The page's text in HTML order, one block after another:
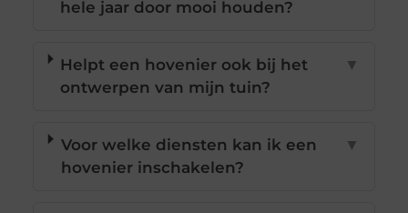
hele jaar door mooi houden?
Helpt een hovenier ook bij het
ontwerpen van mijn tuin?
▼
Voor welke diensten kan ik een
hovenier inschakelen?
▼